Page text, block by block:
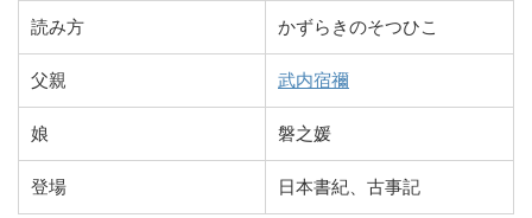
読み方 かずらきのそつひこ
父親 武内宿禰
娘 磐之媛
登場 日本書紀、古事記